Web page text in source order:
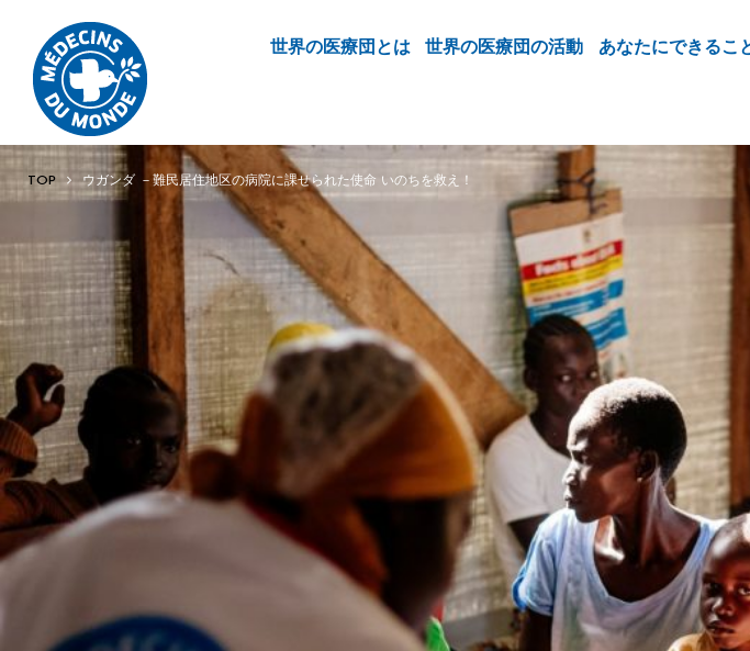
世界の医療団とは 世界の医療団の活動 あなたにできるこ
TOP ウガンダ －難民居住地区の病院に課せられた使命 いのちを救え！